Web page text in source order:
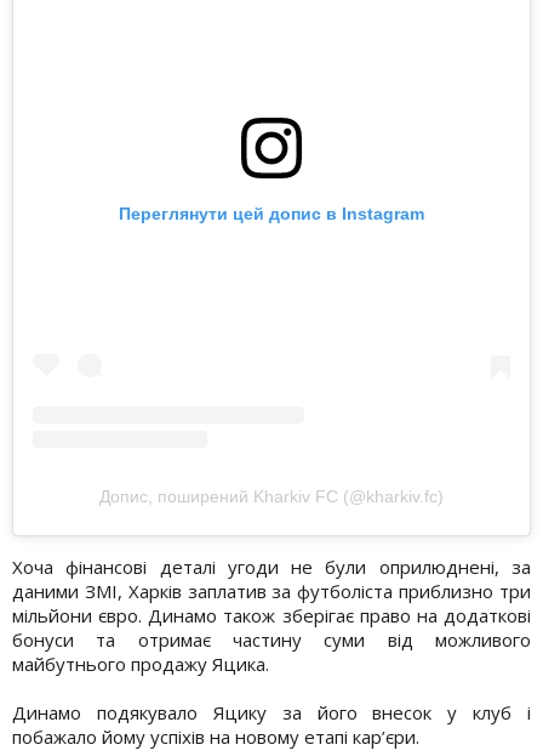
Переглянути цей допис в Instagram
Допис, поширений Kharkiv FC (@kharkiv.fc)
Хоча фінансові деталі угоди не були оприлюднені, за
даними ЗМІ, Харків заплатив за футболіста приблизно три
мільйони євро. Динамо також зберігає право на додаткові
бонуси та отримає частину суми від можливого
майбутнього продажу Яцика.
Динамо подякувало Яцику за його внесок у клуб і
побажало йому успіхів на новому етапі кар’єри.